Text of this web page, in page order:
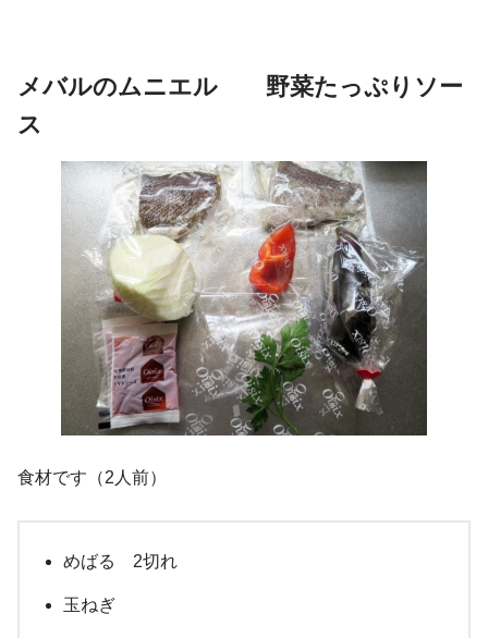
メバルのムニエル 野菜たっぷりソー
ス
食材です（2人前）
めばる 2切れ
玉ねぎ